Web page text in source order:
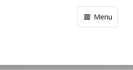
Menu